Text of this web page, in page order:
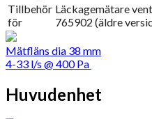
Tillbehör
för
Läckagemätare
765902 (äldre
Mätfläns dia 38 mm
4-33 l/s @ 400 Pa
Huvudenhet